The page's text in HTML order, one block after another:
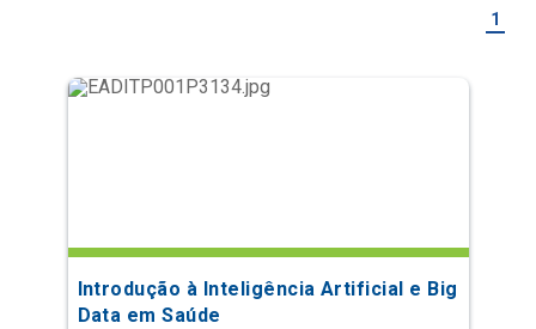
1
Introdução à Inteligência Artificial e Big
Data em Saúde